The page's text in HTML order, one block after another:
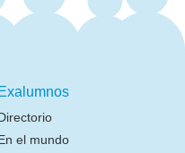
Exalumnos
el mundo